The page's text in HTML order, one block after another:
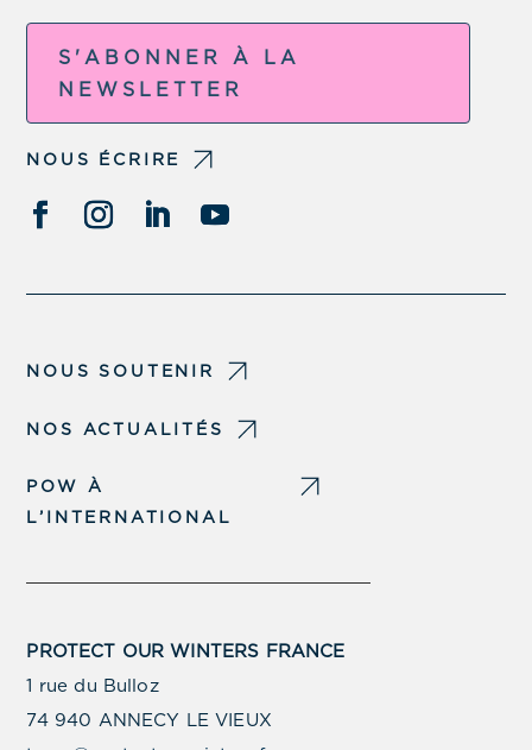
S'ABONNER À LA
NEWSLETTER
NOUS ÉCRIRE
NOUS SOUTENIR
NOS ACTUALITÉS
POW À
L’INTERNATIONAL
PROTECT OUR WINTERS FRANCE
1 rue du Bulloz
74 940 ANNECY LE VIEUX